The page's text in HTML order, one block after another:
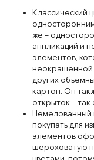
Классический
же –
аппликаций и
элементов,
неокрашенной
других
картон. Он
открыток – так
Немелованный
покупать для
элементов
шероховатую